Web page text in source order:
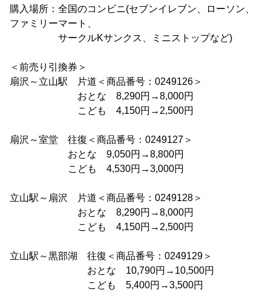
購入場所：全国のコンビニ(セブンイレブン、ローソン、
ファミリーマート、
サークルKサンクス、ミニストップなど)
＜前売り引換券＞
扇沢～立山駅 片道＜商品番号：0249126＞
おとな 8,290円→8,000円
こども 4,150円→2,500円
扇沢～室堂 往復＜商品番号：0249127＞
おとな 9,050円→8,800円
こども 4,530円→3,000円
立山駅～扇沢 片道＜商品番号：0249128＞
おとな 8,290円→8,000円
こども 4,150円→2,500円
立山駅～黒部湖 往復＜商品番号：0249129＞
おとな 10,790円→10,500円
こども 5,400円→3,500円